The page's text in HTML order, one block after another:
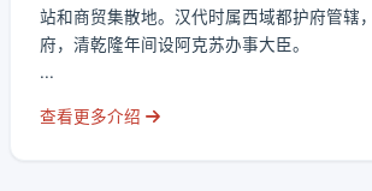
站和商贸集散地。汉代时属西域都护府管辖
府，清乾隆年间设阿克苏办事大臣。
...
查看更多介绍